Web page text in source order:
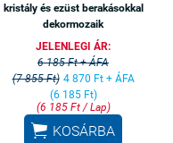
kristály és ezüst berakásokkal
dekormozaik
JELENLEGI ÁR:
6 185 Ft + ÁFA
(7 855 Ft) 4 870 Ft + ÁFA
(6 185 Ft)
(6 185 Ft / Lap)
 KOSÁRBA